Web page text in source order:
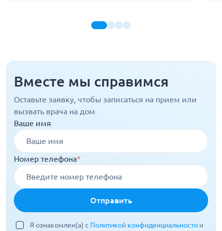
Вместе мы справимся
Оставьте заявку, чтобы записаться на прием или
вызвать врача на дом
Ваше имя
Номер телефона*
Отправить
Я ознакомлен(а) с Политикой конфиденциальности и